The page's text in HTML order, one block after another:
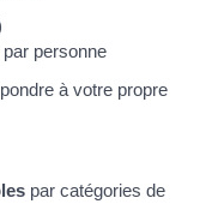
par personne
à votre propre
par catégories de